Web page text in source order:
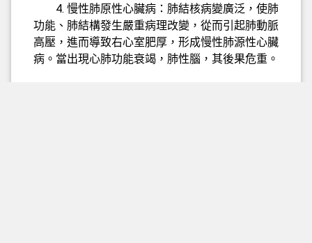
4. 慢性肺原性心臟病：肺結核病變廣泛，使肺
功能、肺結構發生嚴重病理改變，從而引起肺動脈
高壓，進而導致右心室肥厚，形成慢性肺源性心臟
病。當出現心肺功能衰竭，肺性腦，其後果危重。